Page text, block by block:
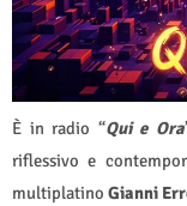
È in radio “Qui e Ora
riflessivo e
multiplatino Gianni